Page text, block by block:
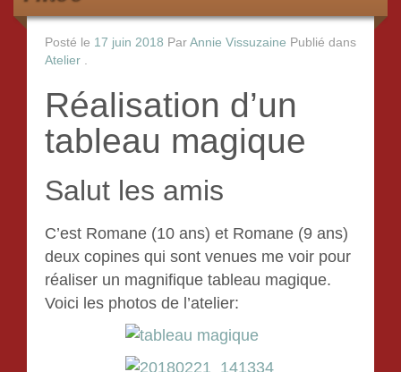
Posté le 17 juin 2018 Par Annie Vissuzaine Publié dans
Atelier .
Réalisation d’un
tableau magique
Salut les amis
C’est Romane (10 ans) et Romane (9 ans)
deux copines qui sont venues me voir pour
réaliser un magnifique tableau magique.
Voici les photos de l’atelier: